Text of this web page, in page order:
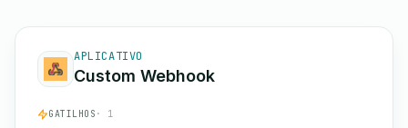
APLICATIVO
Custom Webhook
GATILHOS · 1